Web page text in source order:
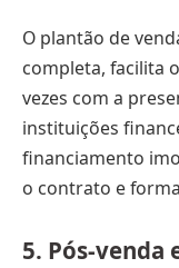
O plantão de
completa, facilita
vezes com a
instituições
financiamento
o contrato e
5. Pós-venda